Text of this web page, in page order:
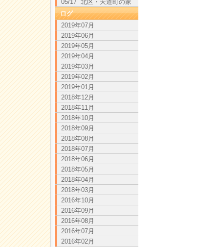
05/17 北区・天道町の家
ログ
2019年07月
2019年06月
2019年05月
2019年04月
2019年03月
2019年02月
2019年01月
2018年12月
2018年11月
2018年10月
2018年09月
2018年08月
2018年07月
2018年06月
2018年05月
2018年04月
2018年03月
2016年10月
2016年09月
2016年08月
2016年07月
2016年02月